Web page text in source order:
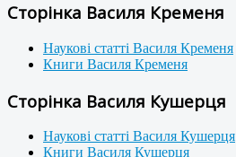
Сторінка Василя Кременя
Наукові статті Василя Кременя
Книги Василя Кременя
Сторінка Василя Кушерця
Наукові статті Василя Кушерця
Книги Василя Кушерця